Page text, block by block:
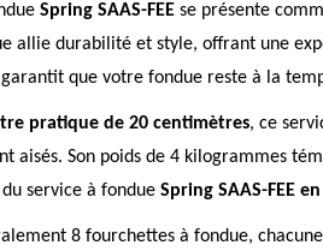
Spring SAAS-FEE se présente
allie durabilité et style, offrant une
que votre fondue reste à la
pratique de 20 centimètres, ce
aisés. Son poids de 4 kilogrammes
service à fondue Spring SAAS-FEE
8 fourchettes à fondue,